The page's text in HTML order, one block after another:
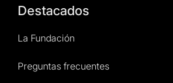
Destacados
La Fundación
Preguntas frecuentes